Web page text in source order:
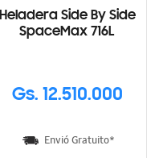
Heladera Side By Side
SpaceMax 716L
Gs. 12.510.000
Envió Gratuito*